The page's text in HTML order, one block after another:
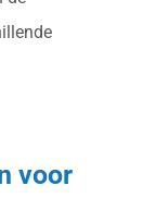
voor